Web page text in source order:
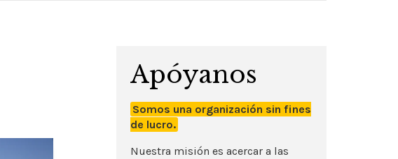
Apóyanos
Somos una organización sin fines
de lucro.
Nuestra misión es acercar a las